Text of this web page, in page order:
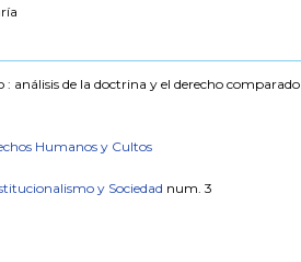
análisis de la doctrina y el derecho comparado
Humanos y Cultos
y Sociedad num. 3